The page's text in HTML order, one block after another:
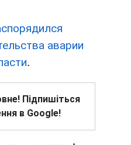
аварии
.
Підпишіться
в Google!